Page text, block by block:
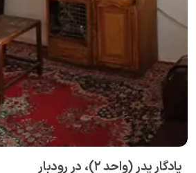
یادگار پدر (واحد ۲)، در رودبار